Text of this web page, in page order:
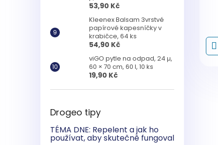
53,90 Kč
Kleenex Balsam 3vrstvé
papírové kapesníčky v
krabičce, 64 ks
54,90 Kč
viGO pytle na odpad, 24 µ,
60 × 70 cm, 60 l, 10 ks
19,90 Kč
Drogeo tipy
TÉMA DNE: Repelent a jak ho
používat, aby skutečně fungoval